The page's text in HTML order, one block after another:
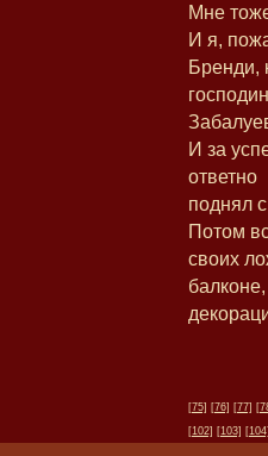
Мне
И я,
Бренди,
И за
ответно
поднял
Потом
своих
[75] [76] [77]
[102] [103]